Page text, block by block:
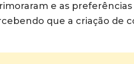
e as
que a criação de